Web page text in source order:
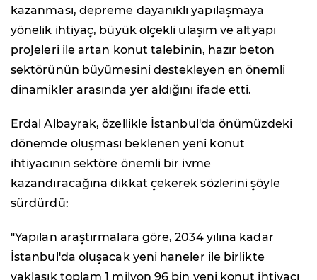
kazanması, depreme dayanıklı yapılaşmaya
yönelik ihtiyaç, büyük ölçekli ulaşım ve altyapı
projeleri ile artan konut talebinin, hazır beton
sektörünün büyümesini destekleyen en önemli
dinamikler arasında yer aldığını ifade etti.
Erdal Albayrak, özellikle İstanbul'da önümüzdeki
dönemde oluşması beklenen yeni konut
ihtiyacının sektöre önemli bir ivme
kazandıracağına dikkat çekerek sözlerini şöyle
sürdürdü:
"Yapılan araştırmalara göre, 2034 yılına kadar
İstanbul'da oluşacak yeni haneler ile birlikte
yaklaşık toplam 1 milyon 96 bin yeni konut ihtiyacı